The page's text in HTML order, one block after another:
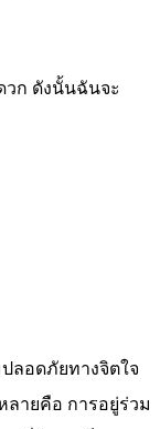
วก ดังนั้นฉันจะ
ลอดภัยทางจิตใจ
ายคือ การอยู่ร่วม